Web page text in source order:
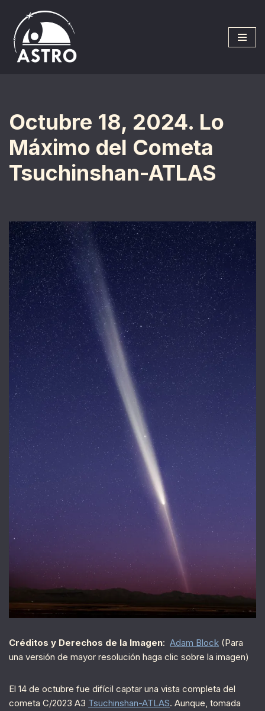
Saltar
al
contenido
Octubre 18, 2024. Lo
Máximo del Cometa
Tsuchinshan-ATLAS
Créditos y Derechos de la Imagen: Adam Block (Para
una versión de mayor resolución haga clic sobre la imagen)
El 14 de octubre fue difícil captar una vista completa del
cometa C/2023 A3 Tsuchinshan-ATLAS. Aunque, tomada